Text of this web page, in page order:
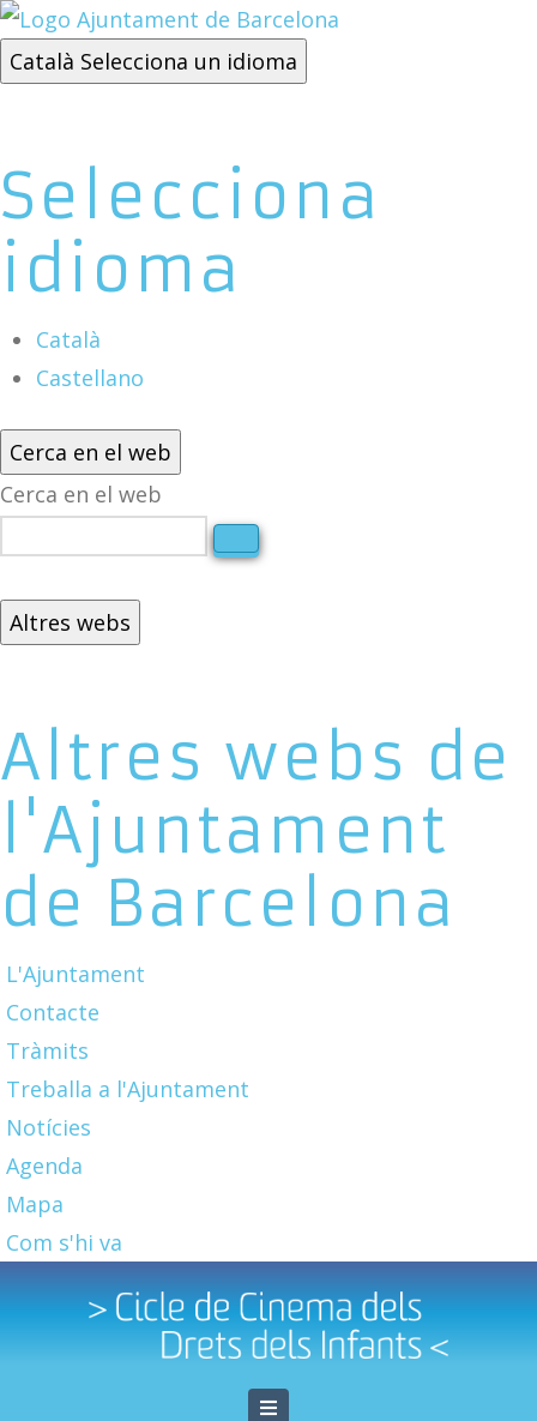
Català Selecciona un idioma
Selecciona
idioma
Català
Castellano
Cerca en el web
Cerca en el web
Altres webs
Altres webs de
l'Ajuntament
de Barcelona
L'Ajuntament
Contacte
Tràmits
Treballa a l'Ajuntament
Notícies
Agenda
Mapa
Com s'hi va
Navigation